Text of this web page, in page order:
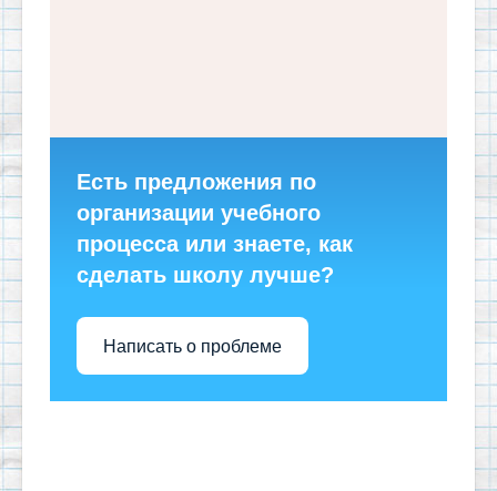
Есть предложения по
организации учебного
процесса или знаете, как
сделать школу лучше?
Написать о проблеме